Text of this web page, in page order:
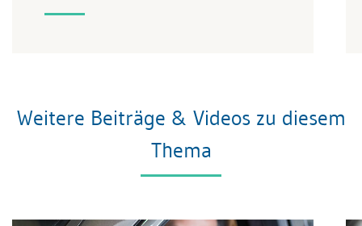
Weitere Beiträge & Videos zu diesem
Thema